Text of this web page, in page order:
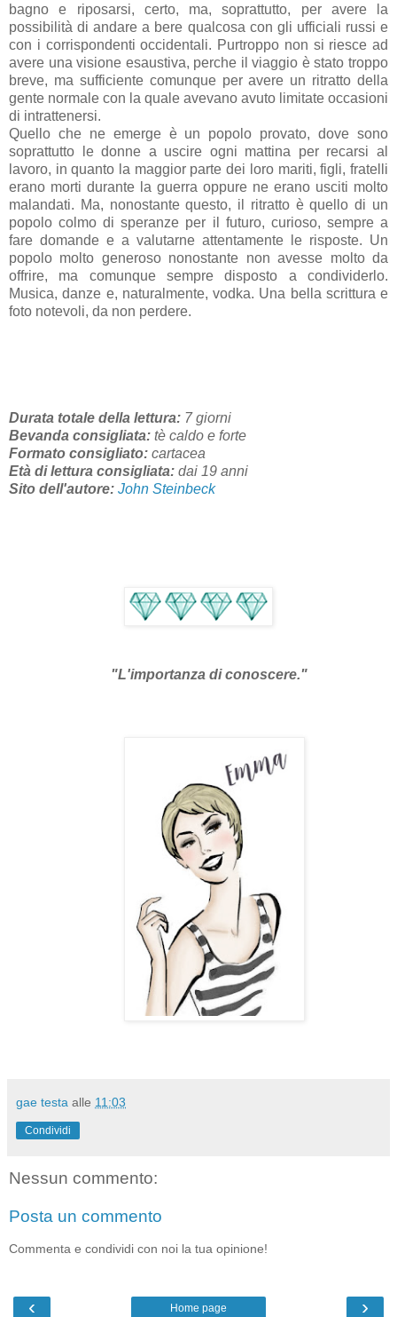
bagno e riposarsi, certo, ma, soprattutto, per avere la
possibilità di andare a bere qualcosa con gli ufficiali russi e
con i corrispondenti occidentali. Purtroppo non si riesce ad
avere una visione esaustiva, perche il viaggio è stato troppo
breve, ma sufficiente comunque per avere un ritratto della
gente normale con la quale avevano avuto limitate occasioni
di intrattenersi.
Quello che ne emerge è un popolo provato, dove sono
soprattutto le donne a uscire ogni mattina per recarsi al
lavoro, in quanto la maggior parte dei loro mariti, figli, fratelli
erano morti durante la guerra oppure ne erano usciti molto
malandati. Ma, nonostante questo, il ritratto è quello di un
popolo colmo di speranze per il futuro, curioso, sempre a
fare domande e a valutarne attentamente le risposte. Un
popolo molto generoso nonostante non avesse molto da
offrire, ma comunque sempre disposto a condividerlo.
Musica, danze e, naturalmente, vodka. Una bella scrittura e
foto notevoli, da non perdere.
Durata totale della lettura: 7 giorni
Bevanda consigliata: tè caldo e forte
Formato consigliato: cartacea
Età di lettura consigliata: dai 19 anni
Sito dell'autore: John Steinbeck
"L'importanza di conoscere."
gae testa alle 11:03
Condividi
Nessun commento:
Posta un commento
Commenta e condividi con noi la tua opinione!
‹ ›
Home page